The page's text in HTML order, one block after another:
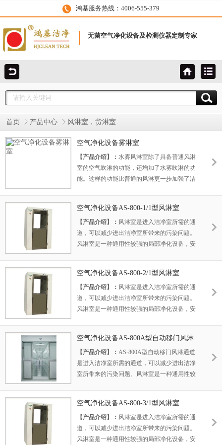
鸿基服务热线：4006-555-379
无菌空气净化设备及检测仪器定制专家
首页 产品中心 风淋室，货淋室
空气净化设备雾淋室
【产品介绍】： 水雾风淋室除了具备普通风淋
室的空气吹淋的功能，还增加了水雾吹淋的功
能。这样的功能比普通的风淋更一步加强了洁
室无疑是个重大的利好。
空气净化设备AS-800-1/1型风淋室
【产品介绍】： 风淋室是进入洁净室所需的通
道，可以减少进出洁净室所带来的污染问题。
风淋室是一种通用性较强的局部净化设备，安
气可去除人与货物所携带的尘埃，能有效的阻
断或减少尘源进入洁净区。风淋室/货淋室的前
后两道门为电子互锁，又可起到气闸的作用，
阻止未净化的空气进入洁净区域。
空气净化设备AS-800-2/1型风淋室
【产品介绍】： 风淋室是进入洁净室所需的通
道，可以减少进出洁净室所带来的污染问题。
风淋室是一种通用性较强的局部净化设备，安
气可去除人与货物所携带的尘埃，能有效的阻
断或减少尘源进入洁净区。风淋室/货淋室的前
后两道门为电子互锁，又可起到气闸的作用，
阻止未净化的空气进入洁净区域。
空气净化设备AS-800A型自动移门风淋
通道
【产品介绍】： AS-800A型自动移门风淋通道
是进入洁净室所需的通道，可以减少进出洁净
室所带来的污染问题。风淋室是一种通用性较
淋，其吹出的洁净空气可去除人与货物所携带
的尘埃，能有效的阻断或减少尘源进入洁净
区。风淋室/货淋室的前后两道门为电子互锁，
又可起到气闸的作用，阻止未净化的空气进入
空气净化设备AS-800-3/1型风淋室
【产品介绍】： 风淋室是进入洁净室所需的通
道，可以减少进出洁净室所带来的污染问题。
风淋室是一种通用性较强的局部净化设备，安